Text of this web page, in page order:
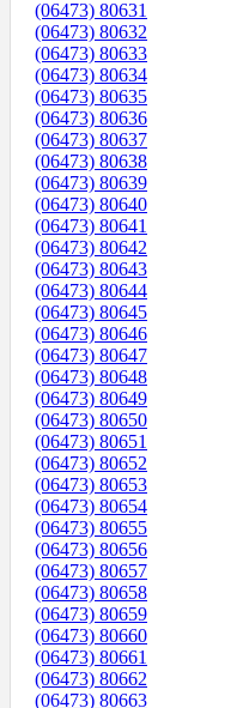
(06473) 80631
(06473) 80632
(06473) 80633
(06473) 80634
(06473) 80635
(06473) 80636
(06473) 80637
(06473) 80638
(06473) 80639
(06473) 80640
(06473) 80641
(06473) 80642
(06473) 80643
(06473) 80644
(06473) 80645
(06473) 80646
(06473) 80647
(06473) 80648
(06473) 80649
(06473) 80650
(06473) 80651
(06473) 80652
(06473) 80653
(06473) 80654
(06473) 80655
(06473) 80656
(06473) 80657
(06473) 80658
(06473) 80659
(06473) 80660
(06473) 80661
(06473) 80662
(06473) 80663